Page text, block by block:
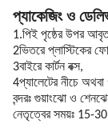
প্যাকেজিং ও
1.পিই পৃষ্ঠের উপর
2ভিতরে প্লাস্টিকের
3বাইরে কার্টন বক্স,
4প্যালেটের নীচে
বন্দরঃ গুয়াংঝো ও
নেতৃত্বের সময়ঃ 15-30